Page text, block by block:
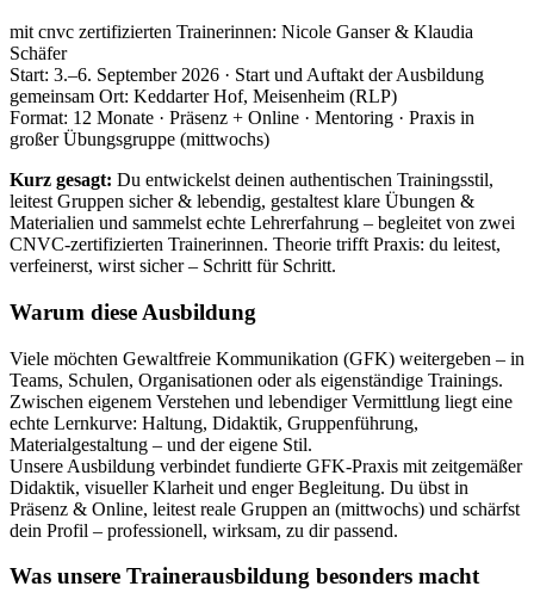
mit cnvc zertifizierten Trainerinnen: Nicole Ganser & Klaudia
Schäfer
Start: 3.–6. September 2026 · Start und Auftakt der Ausbildung
gemeinsam Ort: Keddarter Hof, Meisenheim (RLP)
Format: 12 Monate · Präsenz + Online · Mentoring · Praxis in
großer Übungsgruppe (mittwochs)
Kurz gesagt: Du entwickelst deinen authentischen Trainingsstil,
leitest Gruppen sicher & lebendig, gestaltest klare Übungen &
Materialien und sammelst echte Lehrerfahrung – begleitet von zwei
CNVC‑zertifizierten Trainerinnen. Theorie trifft Praxis: du leitest,
verfeinerst, wirst sicher – Schritt für Schritt.
Warum diese Ausbildung
Viele möchten Gewaltfreie Kommunikation (GFK) weitergeben – in
Teams, Schulen, Organisationen oder als eigenständige Trainings.
Zwischen eigenem Verstehen und lebendiger Vermittlung liegt eine
echte Lernkurve: Haltung, Didaktik, Gruppenführung,
Materialgestaltung – und der eigene Stil.
Unsere Ausbildung verbindet fundierte GFK‑Praxis mit zeitgemäßer
Didaktik, visueller Klarheit und enger Begleitung. Du übst in
Präsenz & Online, leitest reale Gruppen an (mittwochs) und schärfst
dein Profil – professionell, wirksam, zu dir passend.
Was unsere Trainerausbildung besonders macht